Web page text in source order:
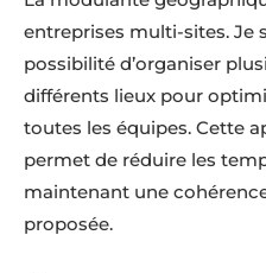
entreprises multi-sites. Je
possibilité d’organiser
différents lieux pour
toutes les équipes. Cette
permet de réduire les
maintenant une
proposée.